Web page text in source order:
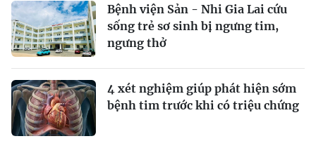
Bệnh viện Sản - Nhi Gia Lai cứu
sống trẻ sơ sinh bị ngưng tim,
ngưng thở
4 xét nghiệm giúp phát hiện sớm
bệnh tim trước khi có triệu chứng